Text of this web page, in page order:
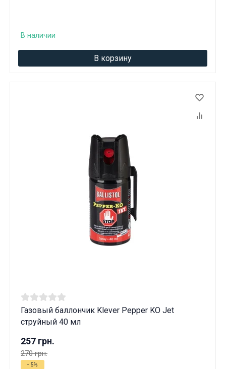
В наличии
В корзину
Газовый баллончик Klever Pepper KO Jet
струйный 40 мл
257 грн.
270 грн.
- 5%